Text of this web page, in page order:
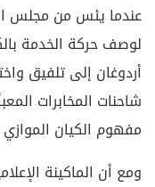
عندما يئس من مجلس
لوصف حركة الخدمة
أردوغان إلى تلفيق
شاحنات المخابرات
مفهوم الكيان
ومع أن الماكينة